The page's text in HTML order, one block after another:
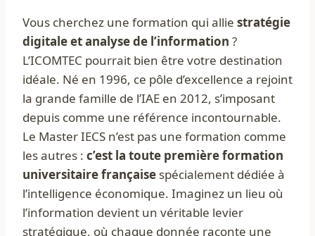
Vous cherchez une formation qui allie stratégie
digitale et analyse de l’information ?
L’ICOMTEC pourrait bien être votre destination
idéale. Né en 1996, ce pôle d’excellence a rejoint
la grande famille de l’IAE en 2012, s’imposant
depuis comme une référence incontournable.
Le Master IECS n’est pas une formation comme
les autres : c’est la toute première formation
universitaire française spécialement dédiée à
l’intelligence économique. Imaginez un lieu où
l’information devient un véritable levier
stratégique, où chaque donnée raconte une